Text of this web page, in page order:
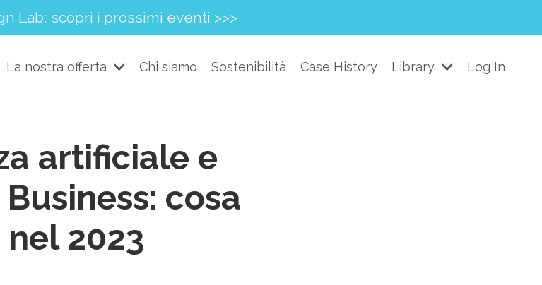
Lab: scopri i prossimi eventi >>>
La nostra offerta Chi siamo Sostenibilità Case History Library Log In
artificiale e
cosa
2023